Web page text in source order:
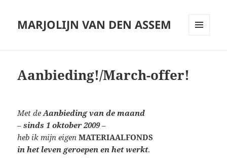
MARJOLIJN VAN DEN ASSEM
Aanbieding!/March-offer!
Met de Aanbieding van de maand
–sinds 1 oktober 2009–
heb ik mijn eigen MATERIAALFONDS
in het leven geroepen en het werkt.